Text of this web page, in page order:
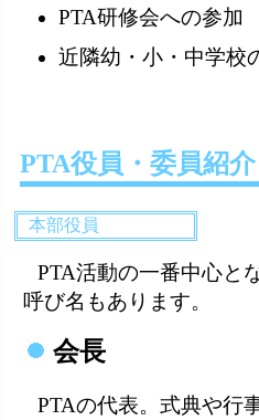
PTA研修会への参加
近隣幼・小・中学校
PTA役員・委員紹
本部役員
PTA活動の一番中心と
呼び名もあります。
会長
PTAの代表。式典や行